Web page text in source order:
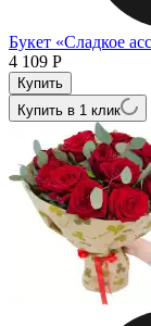
Букет «Сладкое
4 109 Р
Купить в 1 клик